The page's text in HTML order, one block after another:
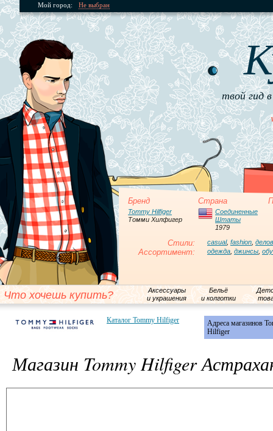
Мой город: Не выбран
твой гид
Бренд Страна
Tommy Hilfiger
Томми Хилфигер
Соединенные
Штаты
1979
Стили: casual, fashion
Ассортимент: одежда джинсы
Что хочешь купить?
Аксессуары
и украшения
Бельё
и колготки
Каталог Tommy Hilfiger
Адреса магазинов
Hilfiger
Магазин Tommy Hilfiger